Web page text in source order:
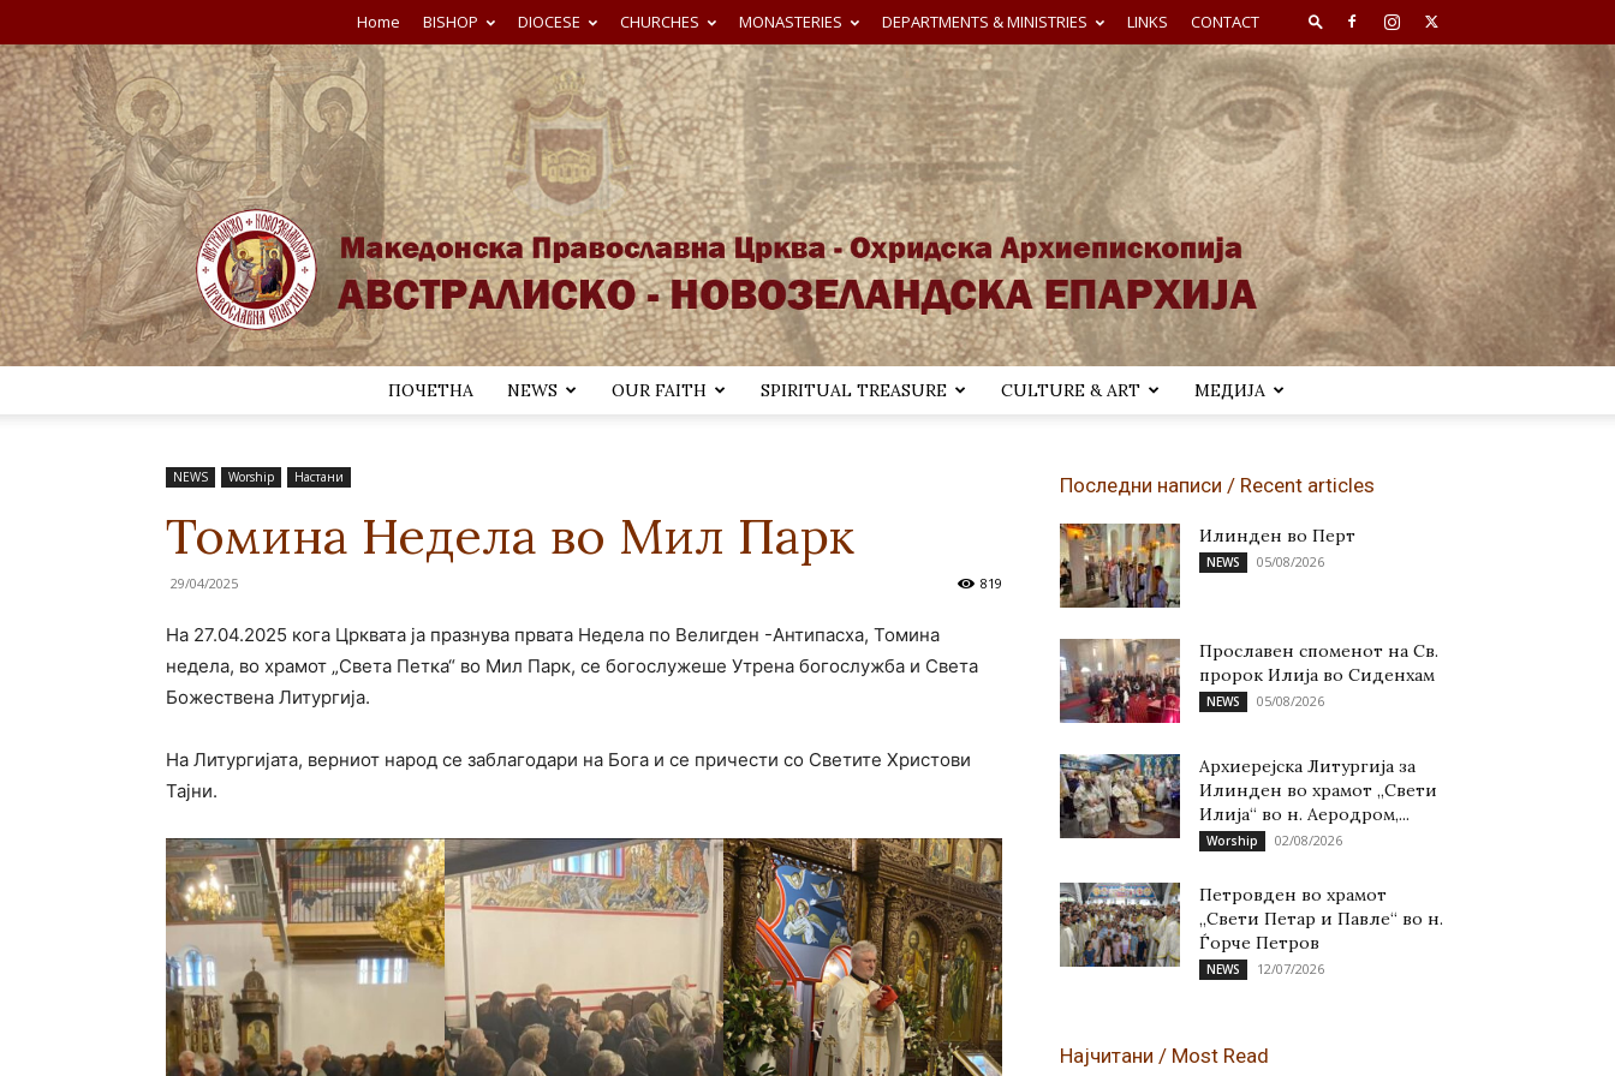
Home BISHOP DIOCESE CHURCHES MONASTERIES DEPARTMENTS & MINISTRIES LINKS CONTACT
Епархија
ПОЧЕТНА NEWS OUR FAITH SPIRITUAL TREASURE CULTURE & ART МЕДИЈА
NEWS Worship Настани
Томина Недела во Мил Парк
29/04/2025 819
На 27.04.2025 кога Црквата ја празнува првата Недела по Велигден -Антипасха, Томина
недела, во храмот „Света Петка“ во Мил Парк, се богослужеше Утрена богослужба и Света
Божествена Литургија.
На Литургијата, верниот народ се заблагодари на Бога и се причести со Светите Христови
Тајни.
Последни написи / Recent articles
Илинден во Перт
NEWS 05/08/2026
Прославен споменот на Св.
пророк Илија во Сиденхам
NEWS 05/08/2026
Архиерејска Литургија за
Илинден во храмот „Свети
Илија“ во н. Аеродром,...
Worship 02/08/2026
Петровден во храмот
„Свети Петар и Павле“ во н.
Ѓорче Петров
NEWS 12/07/2026
Најчитани / Most Read